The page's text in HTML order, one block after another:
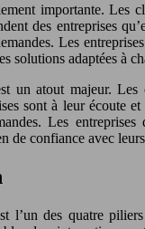
importante. Les
des entreprises
Les
solutions adaptées à
un atout majeur. Les
sont à leur écoute et
Les
de confiance avec
l’un des quatre